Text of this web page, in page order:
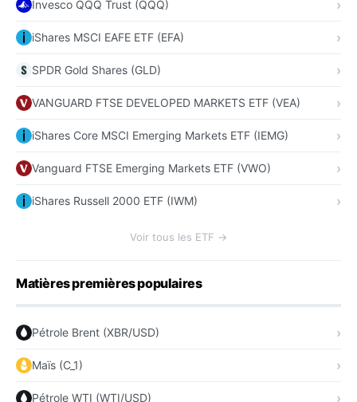
Invesco QQQ Trust (QQQ)
iShares MSCI EAFE ETF (EFA)
SPDR Gold Shares (GLD)
VANGUARD FTSE DEVELOPED MARKETS ETF (VEA)
iShares Core MSCI Emerging Markets ETF (IEMG)
Vanguard FTSE Emerging Markets ETF (VWO)
iShares Russell 2000 ETF (IWM)
Voir tous les ETF →
Matières premières populaires
Pétrole Brent (XBR/USD)
Maïs (C_1)
Pétrole WTI (WTI/USD)